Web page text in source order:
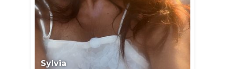
Sylvia